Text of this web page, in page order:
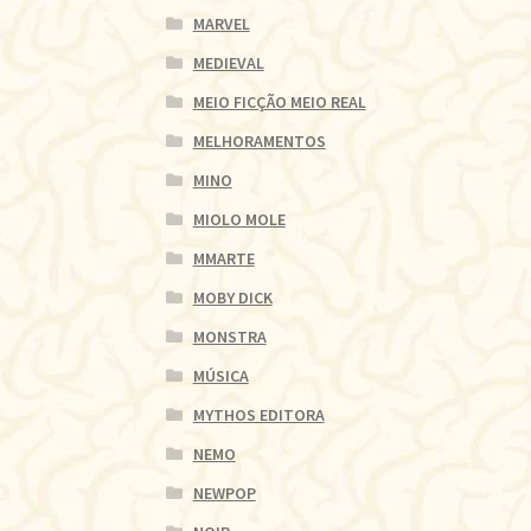
MARVEL
MEDIEVAL
MEIO FICÇÃO MEIO REAL
MELHORAMENTOS
MINO
MIOLO MOLE
MMARTE
MOBY DICK
MONSTRA
MÚSICA
MYTHOS EDITORA
NEMO
NEWPOP